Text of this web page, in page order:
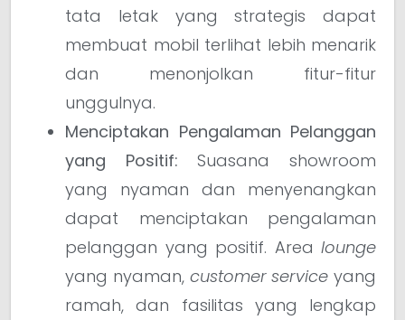
tata letak yang strategis dapat
membuat mobil terlihat lebih menarik
dan menonjolkan fitur-fitur
unggulnya.
Menciptakan Pengalaman Pelanggan
yang Positif: Suasana showroom
yang nyaman dan menyenangkan
dapat menciptakan pengalaman
pelanggan yang positif. Area lounge
yang nyaman, customer service yang
ramah, dan fasilitas yang lengkap